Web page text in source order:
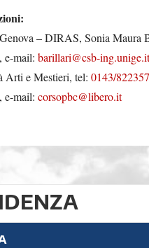
– DIRAS, Sonia Maura
, e-mail: barillari@csb-ing.unige.it
Arti e Mestieri, tel: 0143/822357
, e-mail: corsopbc@libero.it